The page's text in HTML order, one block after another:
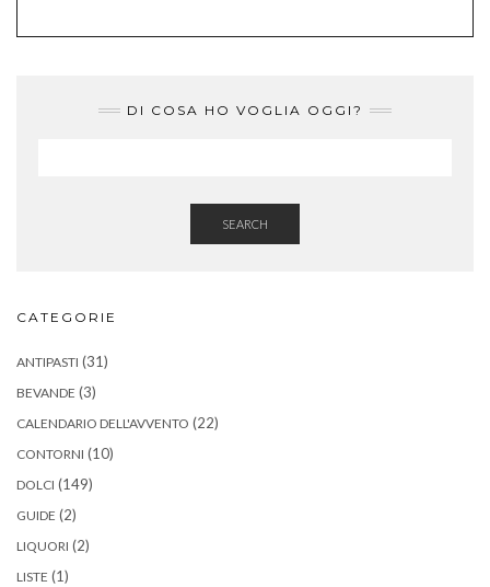
DI COSA HO VOGLIA OGGI?
SEARCH
CATEGORIE
ANTIPASTI (31)
BEVANDE (3)
CALENDARIO DELL'AVVENTO (22)
CONTORNI (10)
DOLCI (149)
GUIDE (2)
LIQUORI (2)
LISTE (1)